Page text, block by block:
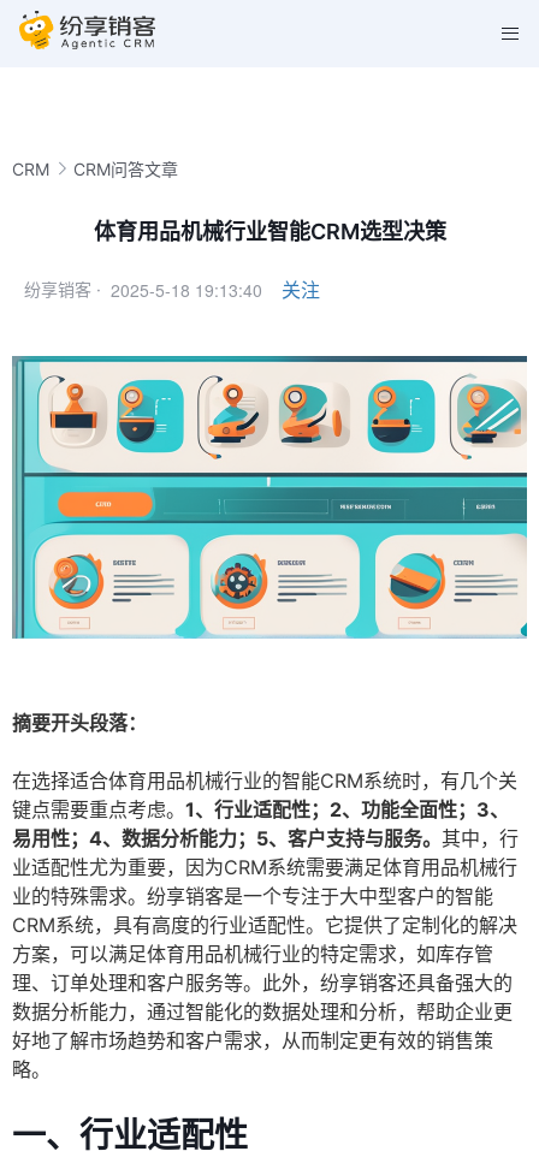
CRM CRM问答文章
体育用品机械行业智能CRM选型决策
纷享销客 · 2025-5-18 19:13:40 关注
摘要开头段落：
在选择适合体育用品机械行业的智能CRM系统时，有几个关
键点需要重点考虑。 1、行业适配性；2、功能全面性；3、
易用性；4、数据分析能力；5、客户支持与服务。 其中，行
业适配性尤为重要，因为CRM系统需要满足体育用品机械行
业的特殊需求。纷享销客是一个专注于大中型客户的智能
CRM系统，具有高度的行业适配性。它提供了定制化的解决
方案，可以满足体育用品机械行业的特定需求，如库存管
理、订单处理和客户服务等。此外，纷享销客还具备强大的
数据分析能力，通过智能化的数据处理和分析，帮助企业更
好地了解市场趋势和客户需求，从而制定更有效的销售策
略。
一、行业适配性